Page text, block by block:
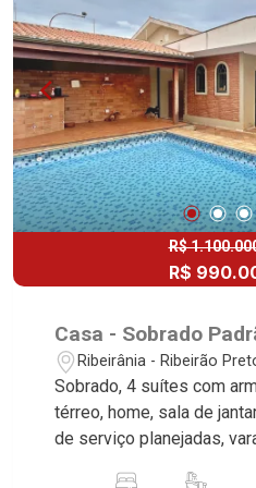
R$
R$
Casa - Sobrado
Ribeirânia - Ribeirão
Sobrado, 4 suítes com
térreo, home, sala de
de serviço planejadas,